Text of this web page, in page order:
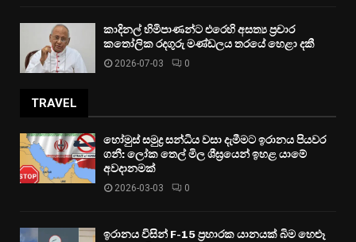
කාදිනල් හිමිපාණන්ට එරෙහි අසත්‍ය ප්‍රචාර
කතෝලික රදගුරු මණ්ඩලය තරයේ හෙළා දකී
2026-07-03 0
TRAVEL
හෝමුස් සමුද්‍ර සන්ධිය වසා දැමීමට ඉරානය පියවර
ගනී: ලෝක තෙල් මිල ශීඝ්‍රයෙන් ඉහළ යාමේ
අවදානමක්
2026-03-03 0
ඉරානය විසින් F-15 ප්‍රහාරක යානයක් බිම හෙළූ